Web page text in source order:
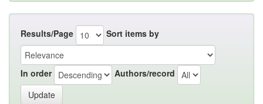
Results/Page Sort items by
In order Authors/record